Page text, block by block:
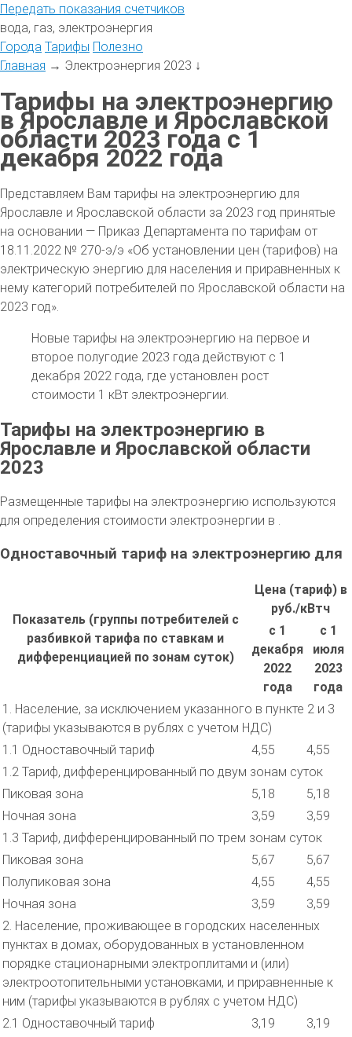
Передать показания счетчиков
вода, газ, электроэнергия
Города Тарифы Полезно
Главная → Электроэнергия 2023 ↓
Тарифы на электроэнергию
в Ярославле и Ярославской
области 2023 года с 1
декабря 2022 года
Представляем Вам тарифы на электроэнергию для
Ярославле и Ярославской области за 2023 год принятые
на основании — Приказ Департамента по тарифам от
18.11.2022 № 270-э/э «Об установлении цен (тарифов) на
электрическую энергию для населения и приравненных к
нему категорий потребителей по Ярославской области на
2023 год».
Новые тарифы на электроэнергию на первое и
второе полугодие 2023 года действуют с 1
декабря 2022 года, где установлен рост
стоимости 1 кВт электроэнергии.
Тарифы на электроэнергию в
Ярославле и Ярославской области
2023
Размещенные тарифы на электроэнергию используются
для определения стоимости электроэнергии в .
Одноставочный тариф на электроэнергию для
Показатель (группы потребителей с
разбивкой тарифа по ставкам и
дифференциацией по зонам суток)
Цена (тариф) в
руб./кВтч
с 1
декабря
2022
года
с 1
июля
2023
года
1. Население, за исключением указанного в пункте 2 и 3
(тарифы указываются в рублях с учетом НДС)
1.1 Одноставочный тариф
4,55
4,55
1.2 Тариф, дифференцированный по двум зонам суток
Пиковая зона
5,18
5,18
Ночная зона
3,59
3,59
1.3 Тариф, дифференцированный по трем зонам суток
Пиковая зона
5,67
5,67
Полупиковая зона
4,55
4,55
Ночная зона
3,59
3,59
2. Население, проживающее в городских населенных
пунктах в домах, оборудованных в установленном
порядке стационарными электроплитами и (или)
электроотопительными установками, и приравненные к
ним (тарифы указываются в рублях с учетом НДС)
2.1 Одноставочный тариф
3,19
3,19